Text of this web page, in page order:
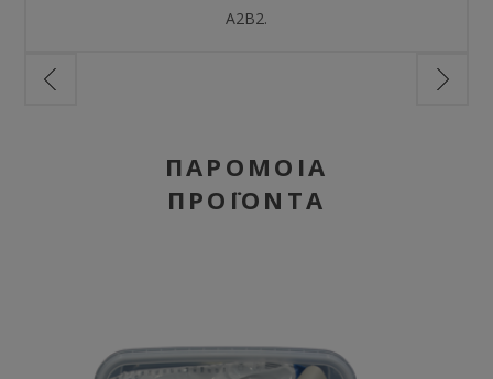
Α2Β2.
ΠΑΡΌΜΟΙΑ
ΠΡΟΪΌΝΤΑ